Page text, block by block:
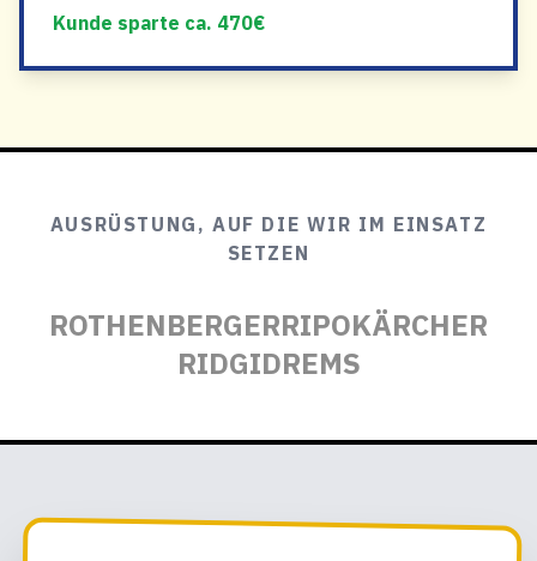
Kunde sparte ca. 470€
AUSRÜSTUNG, AUF DIE WIR IM EINSATZ
SETZEN
ROTHENBERGERRIPOKÄRCHER
RIDGIDREMS